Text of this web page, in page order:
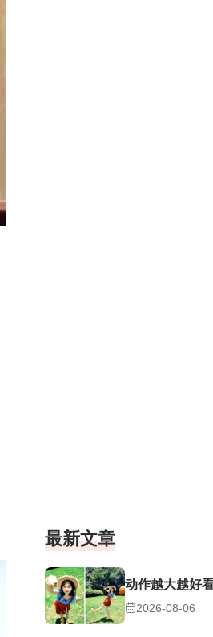
最新文章
动作越大越好
2026-08-06